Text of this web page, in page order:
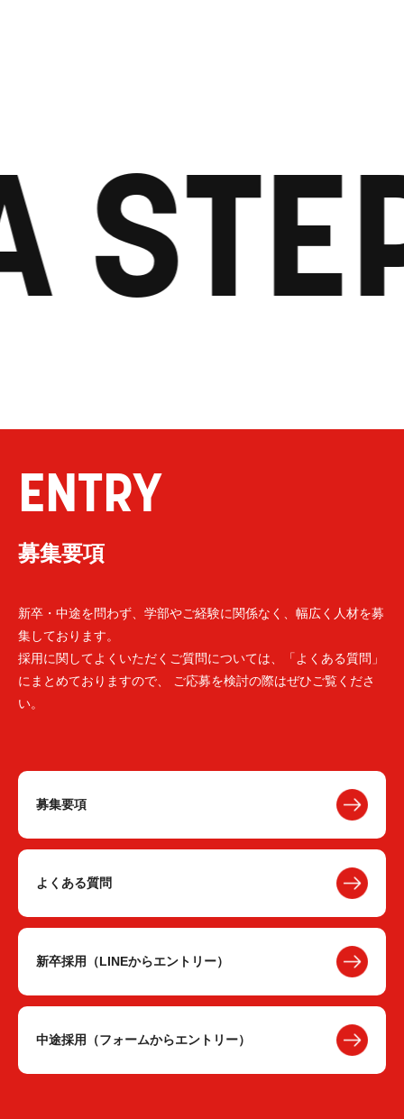
ENTRY
募集要項
新卒・中途を問わず、学部やご経験に関係なく、幅広く人材を募
集しております。
採用に関してよくいただくご質問については、「よくある質問」
にまとめておりますので、 ご応募を検討の際はぜひご覧くださ
い。
募集要項
よくある質問
新卒採用（LINEからエントリー）
中途採用（フォームからエントリー）